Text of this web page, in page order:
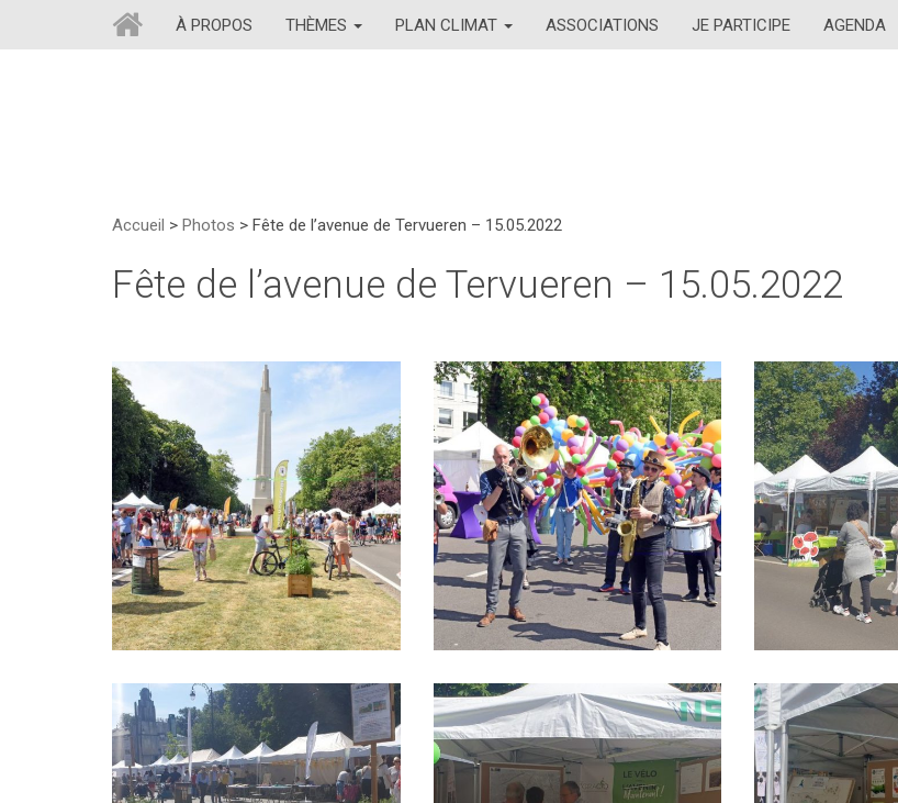
À PROPOS THÈMES PLAN CLIMAT ASSOCIATIONS JE PARTICIPE AGENDA
Accueil > Photos > Fête de l’avenue de Tervueren – 15.05.2022
Fête de l’avenue de Tervueren – 15.05.2022